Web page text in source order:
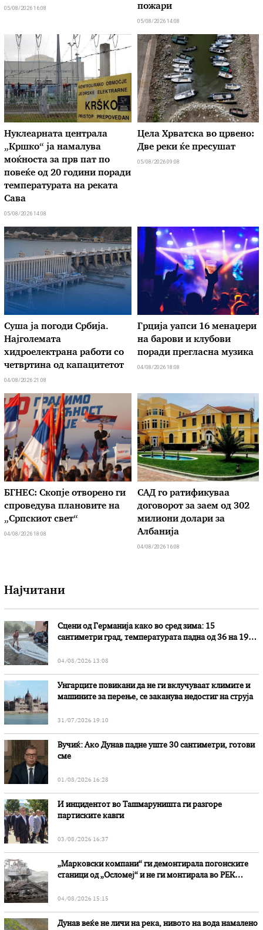
05/08/2026 16:08
пожари
05/08/2026 14:08
Нуклеарната централа
„Кршко“ ја намалува
моќноста за прв пат по
повеќе од 20 години поради
температурата на реката
Сава
05/08/2026 14:08
Цела Хрватска во црвено:
Две реки ќе пресушат
05/08/2026 09:08
Суша ја погоди Србија.
Најголемата
хидроелектрана работи со
четвртина од капацитетот
04/08/2026 21:08
Грција уапси 16 менаџери
на барови и клубови
поради прегласна музика
04/08/2026 18:08
БГНЕС: Скопје отворено ги
спроведува плановите на
„Српскиот свет“
04/08/2026 18:08
САД го ратификуваа
договорот за заем од 302
милиони долари за
Албанија
04/08/2026 16:08
Најчитани
Сцени од Германија како во сред зима: 15
сантиметри град, температурата падна од 36 на 19
04/08/2026 13:08
Унгарците повикани да не ги вклучуваат климите и
машините за перење, се заканува недостиг на струја
31/07/2026 19:10
Вучиќ: Ако Дунав падне уште 30 сантиметри, готови
сме
01/08/2026 16:28
И инцидентот во Ташмаруништa ги разгоре
партиските кавги
03/08/2026 16:37
„Марковски компани“ ги демонтирала погонските
станици од „Осломеј“ и не ги монтирала во РЕК
04/08/2026 15:15
Дунав веќе не личи на река, нивото на вода намалено